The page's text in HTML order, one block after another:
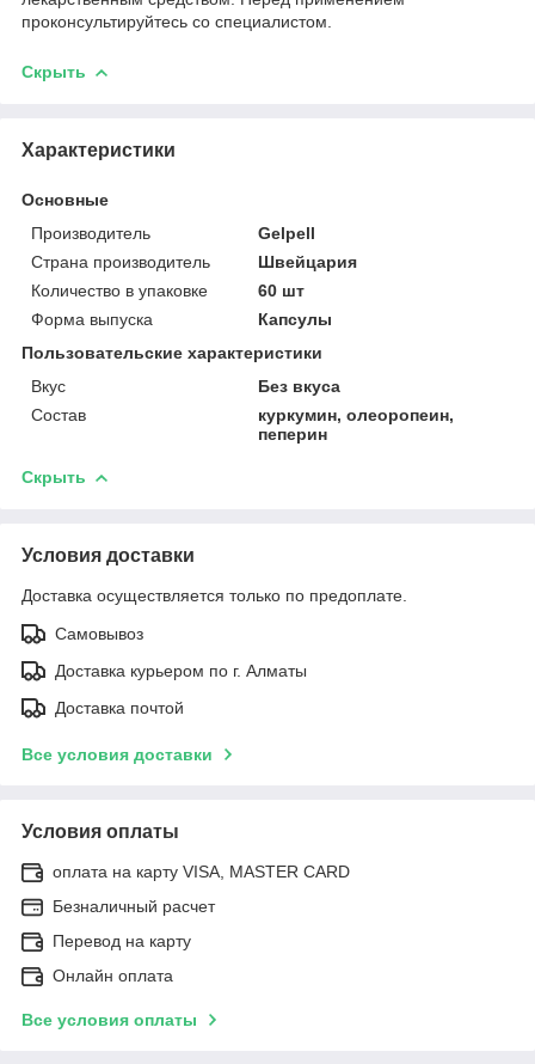
проконсультируйтесь со специалистом.
Скрыть
Характеристики
Основные
Производитель
Gelpell
Страна производитель
Швейцария
Количество в упаковке
60 шт
Форма выпуска
Капсулы
Пользовательские характеристики
Вкус
Без вкуса
Состав
куркумин, олеоропеин,
пеперин
Скрыть
Условия доставки
Доставка осуществляется только по предоплате.
Самовывоз
Доставка курьером по г. Алматы
Доставка почтой
Все условия доставки
Условия оплаты
оплата на карту VISA, MASTER CARD
Безналичный расчет
Перевод на карту
Онлайн оплата
Все условия оплаты